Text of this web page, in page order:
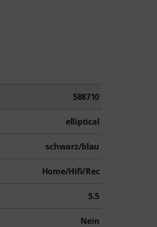
588710
elliptical
schwarz/blau
Home/Hifi/Rec
5.5
Nein